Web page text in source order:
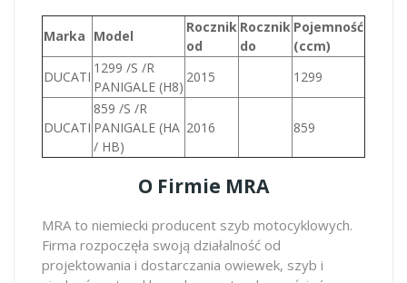
Marka Model
Rocznik
od
Rocznik
do
Pojemność
(ccm)
DUCATI
1299 /S /R
PANIGALE (H8)
2015 1299
DUCATI
859 /S /R
PANIGALE (HA
/ HB)
2016 859
O Firmie MRA
MRA to niemiecki producent szyb motocyklowych.
Firma rozpoczęła swoją działalność od
projektowania i dostarczania owiewek, szyb i